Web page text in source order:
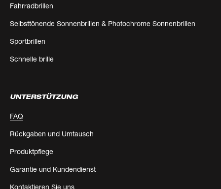
Fahrradbrillen
Selbsttönende Sonnenbrillen & Photochrome Sonnenbrillen
Sportbrillen
Schnelle brille
UNTERSTÜTZUNG
FAQ
Rückgaben und Umtausch
Produktpflege
Garantie und Kundendienst
Kontaktieren Sie uns